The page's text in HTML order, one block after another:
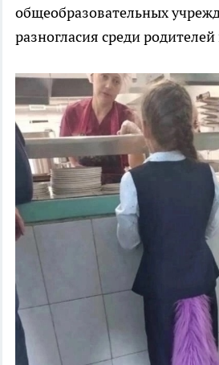
общеобразовательных
разногласия среди родителей